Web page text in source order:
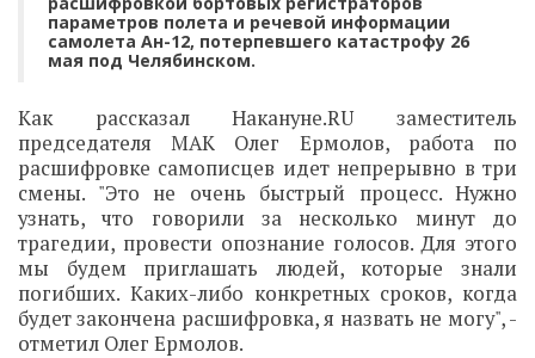
параметров полета и речевой информации
самолета Ан-12, потерпевшего катастрофу 26
мая под Челябинском.
Как рассказал Накануне.RU заместитель
председателя МАК Олег Ермолов, работа по
расшифровке самописцев идет непрерывно в три
смены. "Это не очень быстрый процесс. Нужно
узнать, что говорили за несколько минут до
трагедии, провести опознание голосов. Для этого
мы будем приглашать людей, которые знали
погибших. Каких-либо конкретных сроков, когда
будет закончена расшифровка, я назвать не могу", -
отметил Олег Ермолов.